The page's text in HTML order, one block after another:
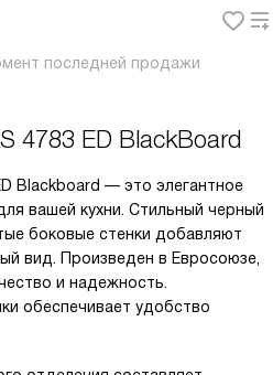
последней продажи
4783 ED BlackBoard
Blackboard — это элегантное
вашей кухни. Стильный черный
боковые стенки добавляют
вид. Произведен в Евросоюзе,
и надежность.
обеспечивает удобство